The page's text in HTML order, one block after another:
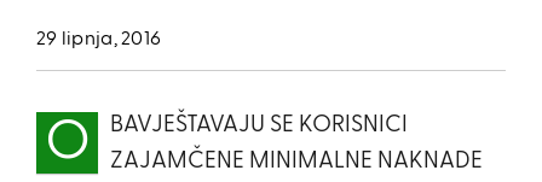
29 lipnja, 2016
O
BAVJEŠTAVAJU SE KORISNICI
ZAJAMČENE MINIMALNE NAKNADE